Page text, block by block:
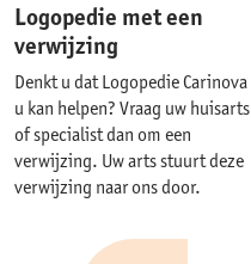
Logopedie met een
verwijzing
Denkt u dat Logopedie Carinova
u kan helpen? Vraag uw huisarts
of specialist dan om een
verwijzing. Uw arts stuurt deze
verwijzing naar ons door.